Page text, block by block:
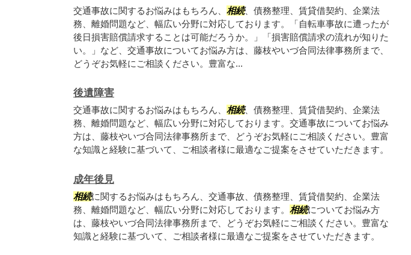
交通事故に関するお悩みはもちろん、 相続、債務整理、賃貸借契約、企業法
務、離婚問題など、幅広い分野に対応しております。「自転車事故に遭ったが
後日損害賠償請求することは可能だろうか。」「損害賠償請求の流れが知りた
い。」など、交通事故についてお悩み方は、藤枝やいづ合同法律事務所まで、
どうぞお気軽にご相談ください。豊富な...
後遺障害
交通事故に関するお悩みはもちろん、 相続、債務整理、賃貸借契約、企業法
務、離婚問題など、幅広い分野に対応しております。交通事故についてお悩み
方は、藤枝やいづ合同法律事務所まで、どうぞお気軽にご相談ください。豊富
な知識と経験に基づいて、ご相談者様に最適なご提案をさせていただきます。
成年後見
相続に関するお悩みはもちろん、交通事故、債務整理、賃貸借契約、企業法
務、離婚問題など、幅広い分野に対応しております。 相続についてお悩み方
は、藤枝やいづ合同法律事務所まで、どうぞお気軽にご相談ください。豊富な
知識と経験に基づいて、ご相談者様に最適なご提案をさせていただきます。